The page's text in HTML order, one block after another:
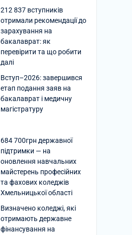
212 837 вступників
отримали рекомендації до
зарахування на
бакалаврат: як
перевірити та що робити
далі
Вступ–2026: завершився
етап подання заяв на
бакалаврат і медичну
магістратуру
684 700грн державної
підтримки — на
оновлення навчальних
майстерень професійних
та фахових коледжів
Хмельницької області
Визначено коледжі, які
отримають державне
фінансування на